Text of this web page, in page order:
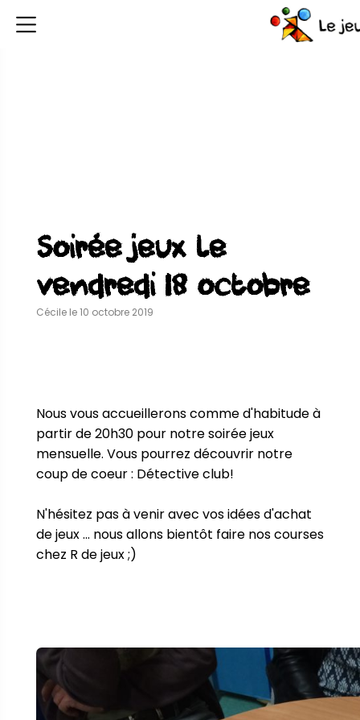
Soirée jeux le
vendredi 18 octobre
Cécile le 10 octobre 2019
Nous vous accueillerons comme d'habitude à
partir de 20h30 pour notre soirée jeux
mensuelle. Vous pourrez découvrir notre
coup de coeur : Détective club!
N'hésitez pas à venir avec vos idées d'achat
de jeux ... nous allons bientôt faire nos courses
chez R de jeux ;)